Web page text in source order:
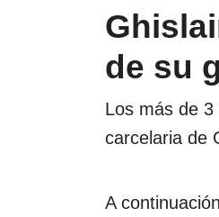
de su
Los más de 3
carcelaria de
A